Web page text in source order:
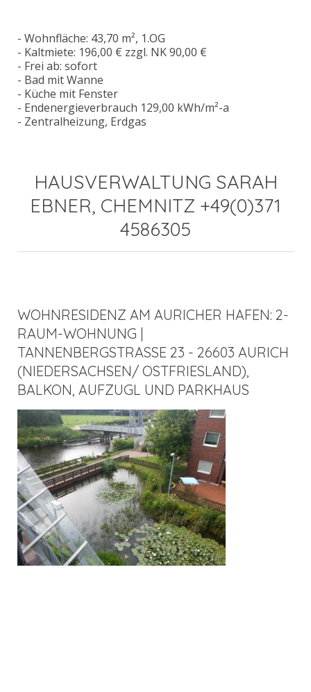
- Wohnfläche: 43,70 m², 1.OG
- Kaltmiete: 196,00 € zzgl. NK 90,00 €
- Frei ab: sofort
- Bad mit Wanne
- Küche mit Fenster
- Endenergieverbrauch 129,00 kWh/m²-a
- Zentralheizung, Erdgas
HAUSVERWALTUNG SARAH
EBNER, CHEMNITZ +49(0)371
4586305
WOHNRESIDENZ AM AURICHER HAFEN: 2-
RAUM-WOHNUNG |
TANNENBERGSTRASSE 23 - 26603 AURICH (
NIEDERSACHSEN/ OSTFRIESLAND), B
ALKON, AUFZUGL UND PARKHAUS